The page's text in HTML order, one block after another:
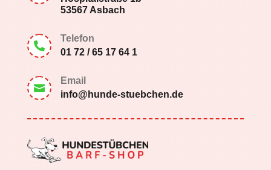
53567 Asbach

Telefon
01 72 / 65 17 64 1

Email
info@hunde-stuebchen.de